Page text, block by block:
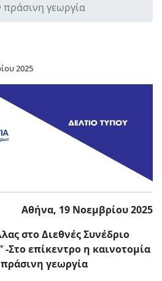
πράσινη γεωργία
2025
Αθήνα, 19 Νοεμβρίου 2025
στο Διεθνές Συνέδριο
-Στο επίκεντρο η καινοτομία
γεωργία